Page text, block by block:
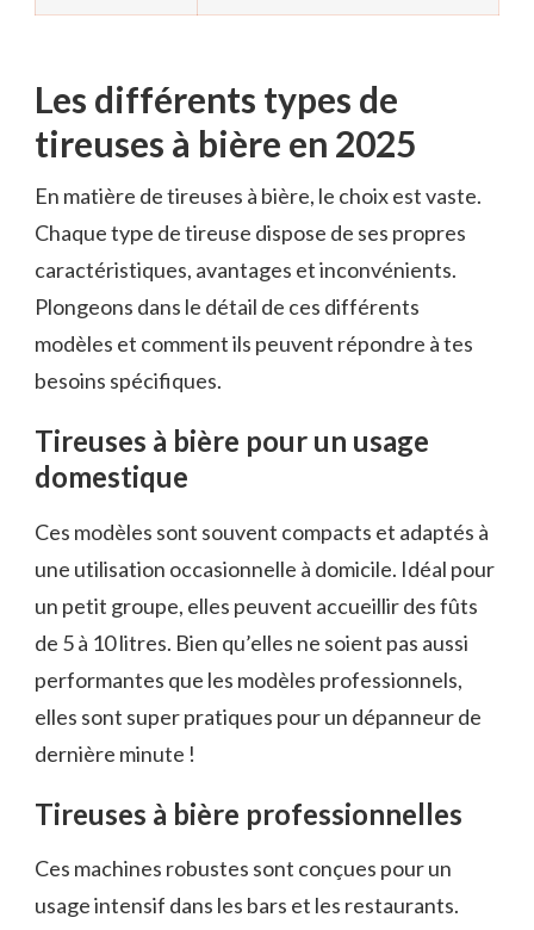
Les différents types de
tireuses à bière en 2025
En matière de tireuses à bière, le choix est vaste.
Chaque type de tireuse dispose de ses propres
caractéristiques, avantages et inconvénients.
Plongeons dans le détail de ces différents
modèles et comment ils peuvent répondre à tes
besoins spécifiques.
Tireuses à bière pour un usage
domestique
Ces modèles sont souvent compacts et adaptés à
une utilisation occasionnelle à domicile. Idéal pour
un petit groupe, elles peuvent accueillir des fûts
de 5 à 10 litres. Bien qu’elles ne soient pas aussi
performantes que les modèles professionnels,
elles sont super pratiques pour un dépanneur de
dernière minute !
Tireuses à bière professionnelles
Ces machines robustes sont conçues pour un
usage intensif dans les bars et les restaurants.